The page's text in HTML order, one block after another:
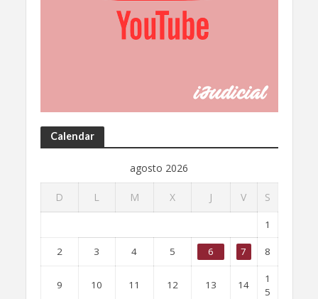
Calendar
agosto 2026
D L M X J V S
1
2 3 4 5 6 7 8
9 10 11 12 13 14
1
5